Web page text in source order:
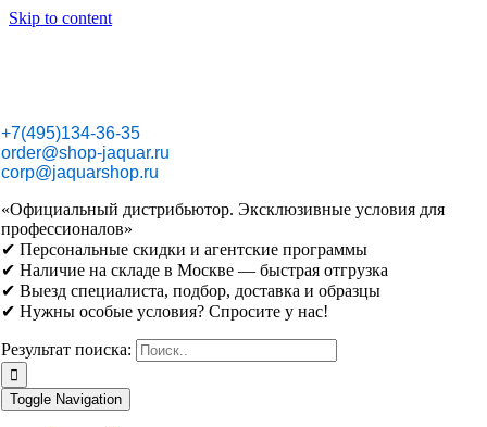
Skip to content
+7(495)134-36-35
order@shop-jaquar.ru
corp@jaquarshop.ru
«Официальный дистрибьютор. Эксклюзивные условия для
профессионалов»
✔ Персональные скидки и агентские программы
✔ Наличие на складе в Москве — быстрая отгрузка
✔ Выезд специалиста, подбор, доставка и образцы
✔ Нужны особые условия? Спросите у нас!
Результат поиска:
Toggle Navigation